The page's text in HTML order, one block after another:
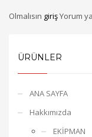
Olmalısın girişYorum
ÜRÜNLER
ANA SAYFA
Hakkımızda
EKİPMAN